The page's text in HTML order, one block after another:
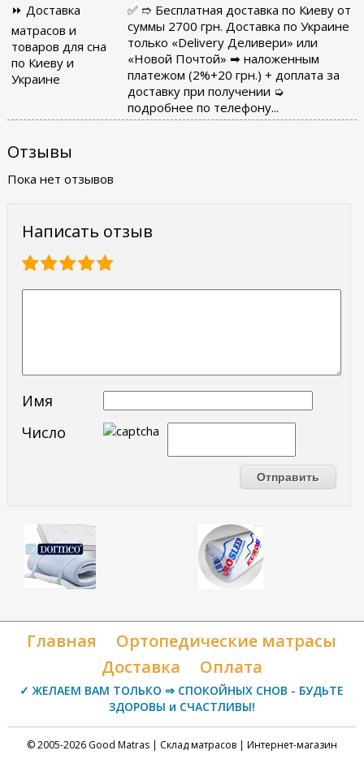
⏩ Доставка
матрасов и
товаров для сна
по Киеву и
Украине
✅ ➱ Бесплатная доставка по Киеву от
суммы 2700 грн. Доставка по Украине
только «Delivery Деливери» или
«Новой Почтой» ➡ наложенным
платежом (2%+20 грн.) + доплата за
доставку при получении ➭
подробнее по телефону...
Отзывы
Пока нет отзывов
Написать отзыв
Имя
Число
Главная
Ортопедические матрасы
Доставка
Оплата
✓ ЖЕЛАЕМ ВАМ ТОЛЬКО ⇒ СПОКОЙНЫХ СНОВ - БУДЬТЕ
ЗДОРОВЫ и СЧАСТЛИВЫ!
© 2005-2026 Good Matras | Склад матрасов | Интернет-магазин